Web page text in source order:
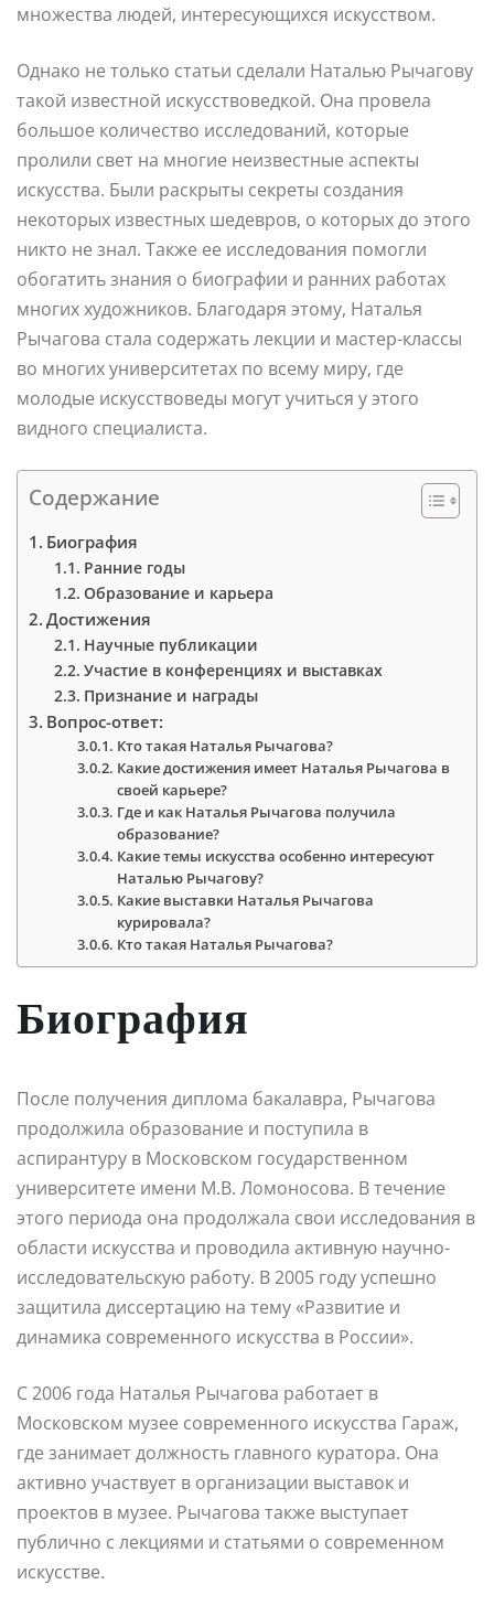
множества людей, интересующихся искусством.
Однако не только статьи сделали Наталью Рычагову
такой известной искусствоведкой. Она провела
большое количество исследований, которые
пролили свет на многие неизвестные аспекты
искусства. Были раскрыты секреты создания
некоторых известных шедевров, о которых до этого
никто не знал. Также ее исследования помогли
обогатить знания о биографии и ранних работах
многих художников. Благодаря этому, Наталья
Рычагова стала содержать лекции и мастер-классы
во многих университетах по всему миру, где
молодые искусствоведы могут учиться у этого
видного специалиста.
Содержание
Биография
Ранние годы
Образование и карьера
Достижения
Научные публикации
Участие в конференциях и выставках
Признание и награды
Вопрос-ответ:
Кто такая Наталья Рычагова?
Какие достижения имеет Наталья Рычагова в
своей карьере?
Где и как Наталья Рычагова получила
образование?
Какие темы искусства особенно интересуют
Наталью Рычагову?
Какие выставки Наталья Рычагова
курировала?
Кто такая Наталья Рычагова?
Биография
После получения диплома бакалавра, Рычагова
продолжила образование и поступила в
аспирантуру в Московском государственном
университете имени М.В. Ломоносова. В течение
этого периода она продолжала свои исследования в
области искусства и проводила активную научно-
исследовательскую работу. В 2005 году успешно
защитила диссертацию на тему «Развитие и
динамика современного искусства в России».
С 2006 года Наталья Рычагова работает в
Московском музее современного искусства Гараж,
где занимает должность главного куратора. Она
активно участвует в организации выставок и
проектов в музее. Рычагова также выступает
публично с лекциями и статьями о современном
искусстве.